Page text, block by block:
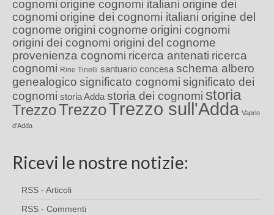
cognomi origine cognomi italiani origine dei
cognomi origine dei cognomi italiani origine del
cognome origini cognome origini cognomi
origini dei cognomi origini del cognome
provenienza cognomi ricerca antenati ricerca
cognomi Rino Tinelli santuario concesa schema albero
genealogico significato cognomi significato dei
cognomi storia Adda storia dei cognomi storia
TrezzoTrezzoTrezzo sull'Adda Vaprio
d'Adda
Ricevi le nostre notizie:
RSS - Articoli
RSS - Commenti